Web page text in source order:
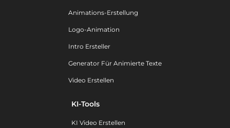
Animations-Erstellung
Logo-Animation
Intro Ersteller
Generator Für Animierte Texte
Video Erstellen
KI-Tools
KI Video Erstellen